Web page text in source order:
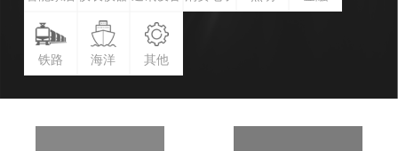
铁路 海洋 其他